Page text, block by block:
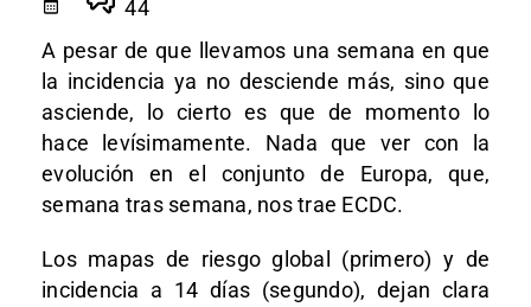
44
A pesar de que llevamos una semana en que
la incidencia ya no desciende más, sino que
asciende, lo cierto es que de momento lo
hace levísimamente. Nada que ver con la
evolución en el conjunto de Europa, que,
semana tras semana, nos trae ECDC.
Los mapas de riesgo global (primero) y de
incidencia a 14 días (segundo), dejan clara